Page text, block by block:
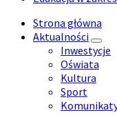
Strona główna
Aktualności
Inwestycje
Oświata
Kultura
Sport